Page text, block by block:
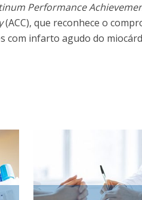
Performance
(ACC), que reconhece o
com infarto agudo do